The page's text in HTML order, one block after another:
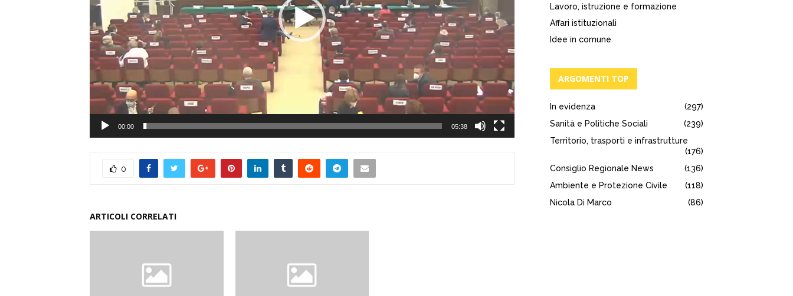
00:00 05:38
0
ARTICOLI CORRELATI
Lavoro, istruzione e formazione
Affari istituzionali
Idee in comune
ARGOMENTI TOP
In evidenza
(297)
Sanità e Politiche Sociali
(239)
Territorio, trasporti e infrastrutture
(176)
Consiglio Regionale News
(136)
Ambiente e Protezione Civile
(118)
Nicola Di Marco
(86)